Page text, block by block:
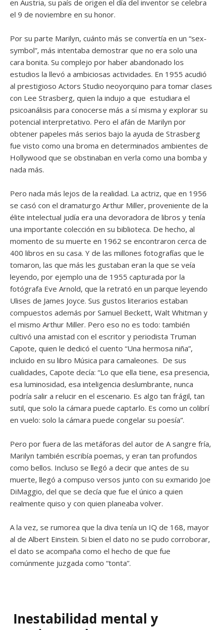
en Austria, su país de origen el día del inventor se celebra
el 9 de noviembre en su honor.
Por su parte Marilyn, cuánto más se convertía en un “sex-
symbol”, más intentaba demostrar que no era solo una
cara bonita. Su complejo por haber abandonado los
estudios la llevó a ambiciosas actividades. En 1955 acudió
al prestigioso Actors Studio neoyorquino para tomar clases
con Lee Strasberg, quien la indujo a que estudiara el
psicoanálisis para conocerse más a sí misma y explorar su
potencial interpretativo. Pero el afán de Marilyn por
obtener papeles más serios bajo la ayuda de Strasberg
fue visto como una broma en determinados ambientes de
Hollywood que se obstinaban en verla como una bomba y
nada más.
Pero nada más lejos de la realidad. La actriz, que en 1956
se casó con el dramaturgo Arthur Miller, proveniente de la
élite intelectual judía era una devoradora de libros y tenía
una importante colección en su biblioteca. De hecho, al
momento de su muerte en 1962 se encontraron cerca de
400 libros en su casa. Y de las millones fotografías que le
tomaron, las que más les gustaban eran la que se veía
leyendo, por ejemplo una de 1955 capturada por la
fotógrafa Eve Arnold, que la retrató en un parque leyendo
Ulises de James Joyce. Sus gustos literarios estaban
compuestos además por Samuel Beckett, Walt Whitman y
el mismo Arthur Miller. Pero eso no es todo: también
cultivó una amistad con el escritor y periodista Truman
Capote, quien le dedicó el cuento “Una hermosa niña”,
incluido en su libro Música para camaleones. De sus
cualidades, Capote decía: “Lo que ella tiene, esa presencia,
esa luminosidad, esa inteligencia deslumbrante, nunca
podría salir a relucir en el escenario. Es algo tan frágil, tan
sutil, que solo la cámara puede captarlo. Es como un colibrí
en vuelo: solo la cámara puede congelar su poesía”.
Pero por fuera de las metáforas del autor de A sangre fría,
Marilyn también escribía poemas, y eran tan profundos
como bellos. Incluso se llegó a decir que antes de su
muerte, llegó a compuso versos junto con su exmarido Joe
DiMaggio, del que se decía que fue el único a quien
realmente quiso y con quien planeaba volver.
A la vez, se rumorea que la diva tenía un IQ de 168, mayor
al de Albert Einstein. Si bien el dato no se pudo corroborar,
el dato se acompaña como el hecho de que fue
comúnmente juzgada como “tonta”.
Inestabilidad mental y